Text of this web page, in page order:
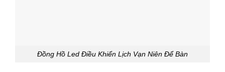
Đồng Hồ Led Điều Khiển Lịch Vạn Niên Để Bàn